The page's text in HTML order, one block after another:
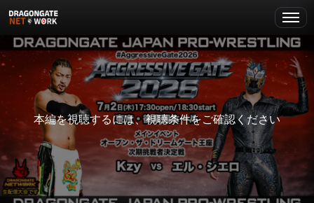
本編を視聴するには、視聴条件をご確認ください